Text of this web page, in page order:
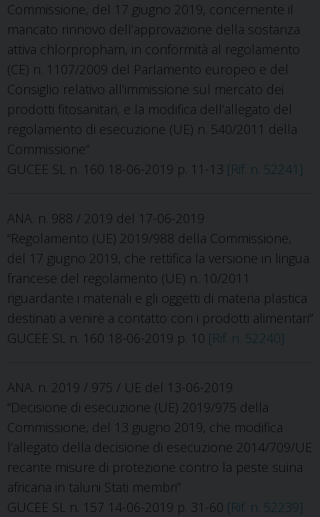
Commissione, del 17 giugno 2019, concernente il
mancato rinnovo dell’approvazione della sostanza
attiva chlorpropham, in conformità al regolamento
(CE) n. 1107/2009 del Parlamento europeo e del
Consiglio relativo all’immissione sul mercato dei
prodotti fitosanitari, e la modifica dell’allegato del
regolamento di esecuzione (UE) n. 540/2011 della
Commissione”
GUCEE SL n. 160 18-06-2019 p. 11-13 [Rif. n. 52241]
ANA. n. 988 / 2019 del 17-06-2019
“Regolamento (UE) 2019/988 della Commissione,
del 17 giugno 2019, che rettifica la versione in lingua
francese del regolamento (UE) n. 10/2011
riguardante i materiali e gli oggetti di materia plastica
destinati a venire a contatto con i prodotti alimentari”
GUCEE SL n. 160 18-06-2019 p. 10 [Rif. n. 52240]
ANA. n. 2019 / 975 / UE del 13-06-2019
“Decisione di esecuzione (UE) 2019/975 della
Commissione, del 13 giugno 2019, che modifica
l’allegato della decisione di esecuzione 2014/709/UE
recante misure di protezione contro la peste suina
africana in taluni Stati membri”
GUCEE SL n. 157 14-06-2019 p. 31-60 [Rif. n. 52239]